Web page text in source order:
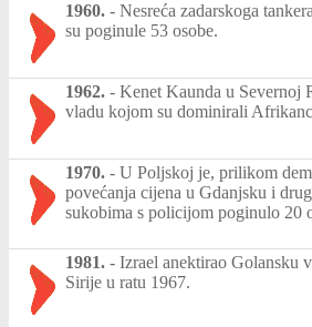
1960. - Nesreća zadarskoga
su poginule 53 osobe.
1962. - Kenet Kaunda u Severnoj
vladu kojom su dominirali
1970. - U Poljskoj je, prilikom
povećanja cijena u Gdanjsku i
sukobima s policijom poginulo 20
1981. - Izrael anektirao Golansku
Sirije u ratu 1967.